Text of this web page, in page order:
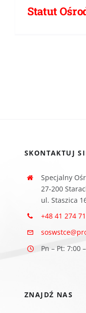
Statut
SKONTAKTUJ
Specjalny
27-200
ul. Staszica
+48 41 274
Pn – Pt: 7:00
ZNAJDŹ NAS